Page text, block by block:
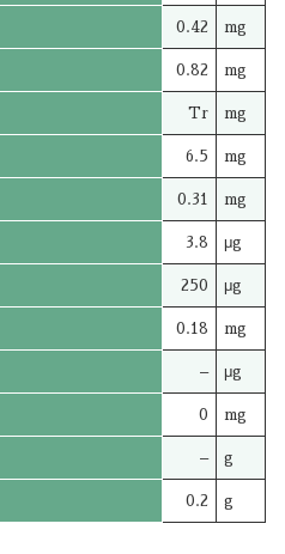
0.42 mg
0.82 mg
Tr mg
6.5 mg
0.31 mg
3.8 μg
250 μg
0.18 mg
– μg
0 mg
– g
0.2 g